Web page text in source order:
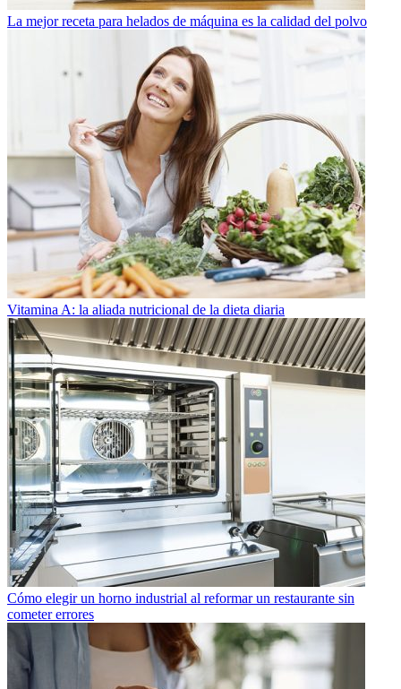
La mejor receta para helados de máquina es la calidad del polvo
Vitamina A: la aliada nutricional de la dieta diaria
Cómo elegir un horno industrial al reformar un restaurante sin
cometer errores